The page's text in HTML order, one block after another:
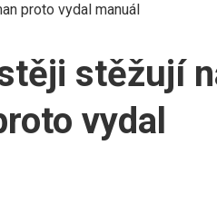
proto vydal manuál
stěžují
vydal